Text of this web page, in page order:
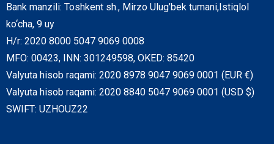
Bank manzili: Toshkent sh., Mirzo Ulug’bek tumani,Istiqlol
ko‘cha, 9 uy
H/r: 2020 8000 5047 9069 0008
MFO: 00423, INN: 301249598, OKED: 85420
Valyuta hisob raqami: 2020 8978 9047 9069 0001 (EUR €)
Valyuta hisob raqami: 2020 8840 5047 9069 0001 (USD $)
SWIFT: UZHOUZ22